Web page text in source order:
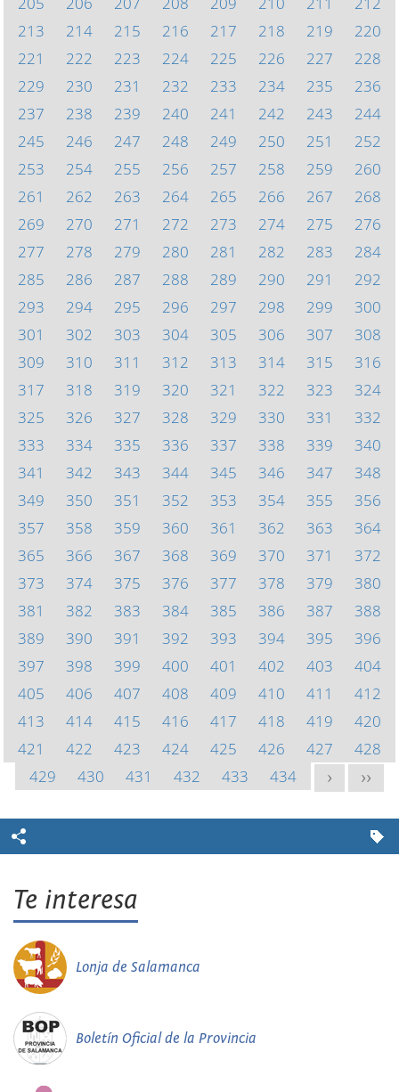
213
214 215 216 217 218 219
220
221
222 223 224 225 226 227
228
229
230 231 232 233 234 235
236
237
238 239 240 241 242 243
244
245
246 247 248 249 250 251
252
253
254 255 256 257 258 259
260
261
262 263 264 265 266 267
268
269
270 271 272 273 274 275
276
277
278 279 280 281 282 283
284
285
286 287 288 289 290 291
292
293
294 295 296 297 298 299
300
301
302 303 304 305 306 307
308
309
310 311 312 313 314 315
316
317
318 319 320 321 322 323
324
325
326 327 328 329 330 331
332
333
334 335 336 337 338 339
340
341
342 343 344 345 346 347
348
349
350 351 352 353 354 355
356
357
358 359 360 361 362 363
364
365
366 367 368 369 370 371
372
373
374 375 376 377 378 379
380
381
382 383 384 385 386 387
388
389
390 391 392 393 394 395
396
397
398 399 400 401 402 403
404
405
406 407 408 409 410 411
412
413
414 415 416 417 418 419
420
421
422 423 424 425 426 427
428
429
430 431 432 433 434 > >>
Te interesa
Lonja de Salamanca
Boletín Oficial de la Provincia